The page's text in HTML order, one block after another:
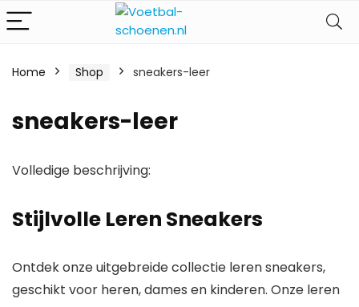
Home Shop sneakers-leer
sneakers-leer
Volledige beschrijving:
Stijlvolle Leren Sneakers
Ontdek onze uitgebreide collectie leren sneakers,
geschikt voor heren, dames en kinderen. Onze leren